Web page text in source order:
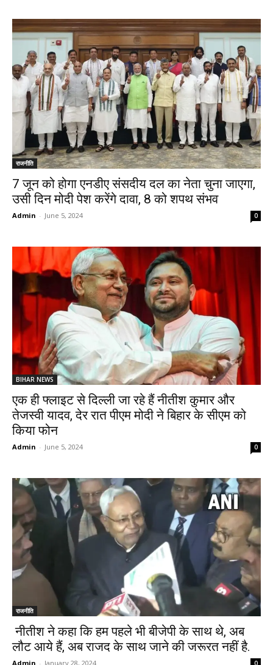
राजनीति
7 जून को होगा एनडीए संसदीय दल का नेता चुना जाएगा,
उसी दिन मोदी पेश करेंगे दावा, 8 को शपथ संभव
Admin - June 5, 2024 0
BIHAR NEWS
एक ही फ्लाइट से दिल्ली जा रहे हैं नीतीश कुमार और
तेजस्वी यादव, देर रात पीएम मोदी ने बिहार के सीएम को
किया फोन
Admin - June 5, 2024 0
राजनीति
नीतीश ने कहा कि हम पहले भी बीजेपी के साथ थे, अब
लौट आये हैं, अब राजद के साथ जाने की जरूरत नहीं है.
Admin - January 28, 2024 0